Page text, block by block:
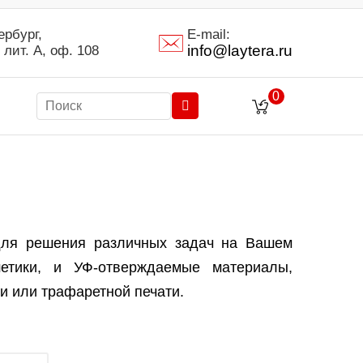
лит. А, оф. 108
E-mail:
info@laytera.ru
0
решения различных задач на Вашем
и УФ-отверждаемые материалы,
или трафаретной печати.